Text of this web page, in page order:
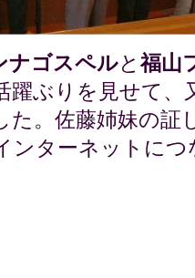
ナゴスペルと福山
躍ぶりを見せて、
た。佐藤姉妹の証
ンターネットに